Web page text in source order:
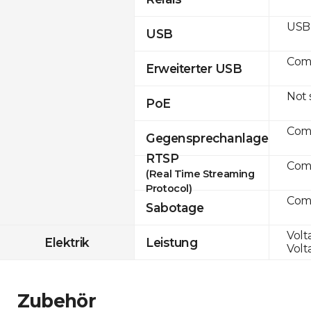
USB
Erweiterter USB
PoE
Gegensprechanlage
RTSP
(Real Time Streaming
Protocol)
Sabotage
Elektrik Leistung
Not
Zubehör